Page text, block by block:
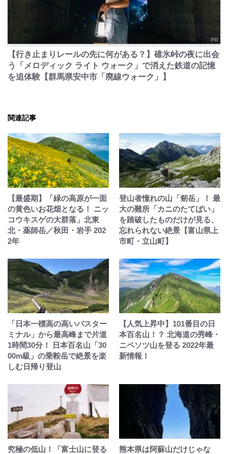
PR
【行き止まりレールの先に何がある？】碓氷峠の夜に出会
う「メロディック ライト ウォーク」で消えた鉄道の記憶
を追体験【群馬県安中市「廃線ウォーク」】
関連記事
【最盛期】「緑の高原が一面
の黄色いお花畑となる！ ニッ
コウキスゲの大群落」北東
北・薬師岳／秋田・岩手 202
2年
登山者憧れの山「剱岳」！ 最
大の難所「カニのたてばい」
を踏破したものだけが見る、
忘れられない絶景【富山県上
市町・立山町】
「日本一標高の高いバスター
ミナル」から最高峰まで片道
1時間30分！ 日本百名山「30
00m級」の乗鞍岳で絶景を楽
しむ日帰り登山
【人気上昇中】101番目の日
本百名山！？ 北海道の秀峰・
ニペソツ山を登る 2022年最
新情報！
究極の低山！「富士山に登る
熊本県は阿蘇山だけじゃな